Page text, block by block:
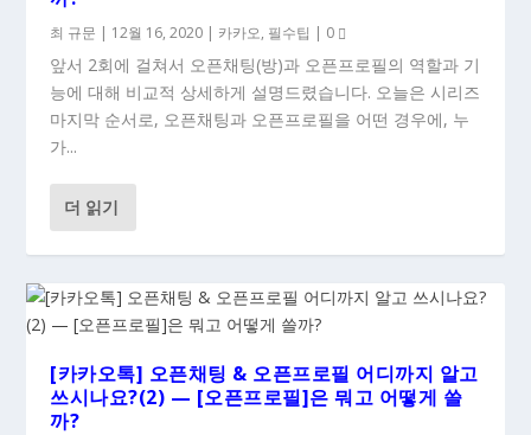
최 규문 | 12월 16, 2020 | 카카오, 필수팁 | 0
앞서 2회에 걸쳐서 오픈채팅(방)과 오픈프로필의 역할과 기
능에 대해 비교적 상세하게 설명드렸습니다. 오늘은 시리즈
마지막 순서로, 오픈채팅과 오픈프로필을 어떤 경우에, 누
가...
더 읽기
[카카오톡] 오픈채팅 & 오픈프로필 어디까지 알고
쓰시나요?(2) — [오픈프로필]은 뭐고 어떻게 쓸
까?